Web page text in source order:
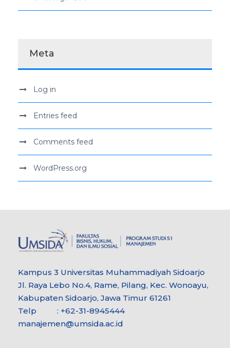
Meta
Log in
Entries feed
Comments feed
WordPress.org
Kampus 3 Universitas Muhammadiyah Sidoarjo
Jl. Raya Lebo No.4, Rame, Pilang, Kec. Wonoayu,
Kabupaten Sidoarjo, Jawa Timur 61261
Telp : +62-31-8945444
manajemen@umsida.ac.id